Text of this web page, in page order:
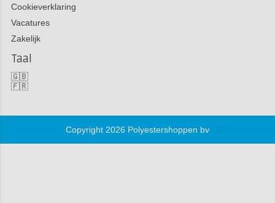
Cookieverklaring
Vacatures
Zakelijk
Taal
🇬🇧
🇫🇷
Copyright 2026 Polyestershoppen bv